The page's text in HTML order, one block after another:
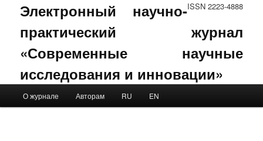
ISSN 2223-4888
Электронный научно-
практический журнал
«Современные научные
исследования и инновации»
Skip to primary content
Skip to secondary content
О журнале Авторам RU EN